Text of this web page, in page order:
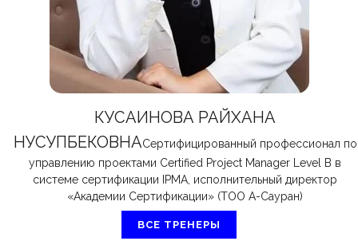
КУСАИНОВА РАЙХАНА
НУСУПБЕКОВНАСертифицированный профессионал по
управлению проектами Certified Project Manager Level B в
системе сертификации IPMA, исполнительный директор
«Академии Сертификации» (ТОО Ақ-Сауран)
ВСЕ ТРЕНЕРЫ